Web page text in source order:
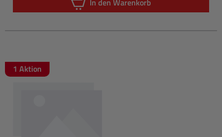
In den Warenkorb
1 Aktion